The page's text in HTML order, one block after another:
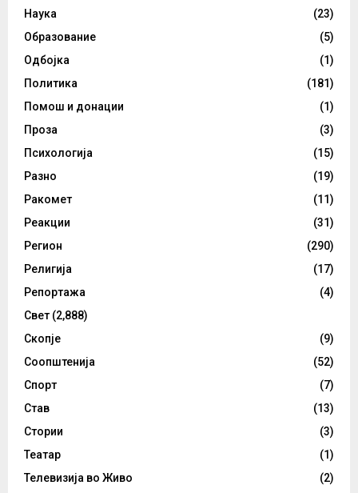
Наука
(23)
Образование
(5)
Одбојка
(1)
Политика
(181)
Помош и донации
(1)
Проза
(3)
Психологија
(15)
Разно
(19)
Ракомет
(11)
Реакции
(31)
Регион
(290)
Религија
(17)
Репортажа
(4)
Свет (2,888)
Скопје
(9)
Соопштенија
(52)
Спорт
(7)
Став
(13)
Стории
(3)
Театар
(1)
Телевизија во Живо
(2)